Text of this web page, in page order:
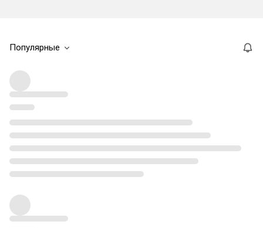
Популярные